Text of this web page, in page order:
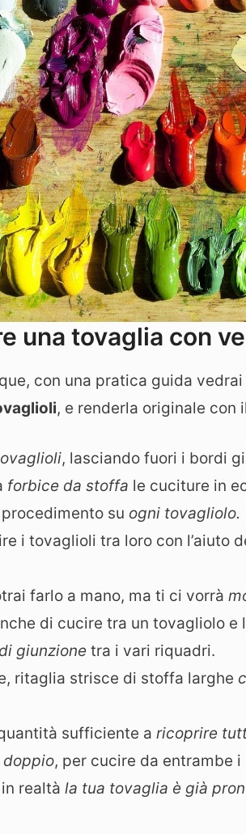
una tovaglia con
con una pratica guida vedrai
, e renderla originale con
, lasciando fuori i bordi
forbice da stoffa le cuciture in
su ogni tovagliolo.
i tovaglioli tra loro con l’aiuto
farlo a mano, ma ti ci vorrà
di cucire tra un tovagliolo e
giunzione tra i vari riquadri.
ritaglia strisce di stoffa larghe
sufficiente a ricoprire
, per cucire da entrambe
realtà la tua tovaglia è già